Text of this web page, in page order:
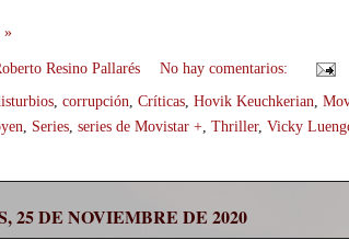
»
Resino Pallarés
No hay comentarios:
corrupción Críticas Hovik Keuchkerian
Series series de Movistar + Thriller, Vicky
25 DE NOVIEMBRE DE 2020